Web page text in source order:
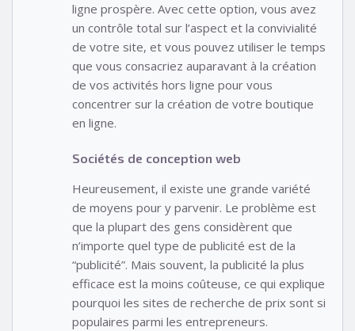
ligne prospère. Avec cette option, vous avez
un contrôle total sur l’aspect et la convivialité
de votre site, et vous pouvez utiliser le temps
que vous consacriez auparavant à la création
de vos activités hors ligne pour vous
concentrer sur la création de votre boutique
en ligne.
Sociétés de conception web
Heureusement, il existe une grande variété
de moyens pour y parvenir. Le problème est
que la plupart des gens considèrent que
n’importe quel type de publicité est de la
“publicité”. Mais souvent, la publicité la plus
efficace est la moins coûteuse, ce qui explique
pourquoi les sites de recherche de prix sont si
populaires parmi les entrepreneurs.